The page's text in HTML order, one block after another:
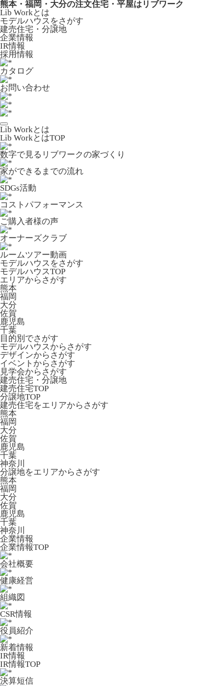
熊本・福岡・大分の注文住宅・平屋はリブワーク
Lib Workとは
モデルハウスをさがす
建売住宅・分譲地
企業情報
IR情報
採用情報
カタログ
お問い合わせ
Lib Workとは
Lib WorkとはTOP
数字で⾒るリブワークの家づくり
家ができるまでの流れ
SDGs活動
コストパフォーマンス
ご購入者様の声
オーナーズクラブ
ルームツアー動画
モデルハウスをさがす
モデルハウスTOP
エリアからさがす
熊本
福岡
大分
佐賀
鹿児島
千葉
目的別でさがす
モデルハウスからさがす
デザインからさがす
イベントからさがす
見学会からさがす
建売住宅・分譲地
建売住宅TOP
分譲地TOP
建売住宅をエリアからさがす
熊本
福岡
大分
佐賀
鹿児島
千葉
神奈川
分譲地をエリアからさがす
熊本
福岡
大分
佐賀
鹿児島
千葉
神奈川
企業情報
企業情報TOP
会社概要
健康経営
組織図
CSR情報
役員紹介
新着情報
IR情報
IR情報TOP
決算短信